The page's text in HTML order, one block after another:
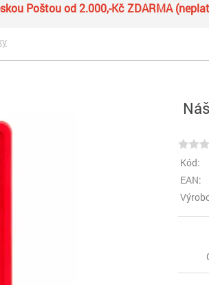
Poštou od 2.000,-Kč ZDARMA
Kód:
EAN: